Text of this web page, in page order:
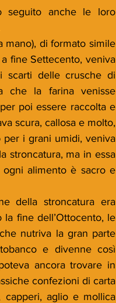
seguito anche le loro
mano), di formato simile
fine Settecento, veniva
scarti delle crusche di
che la farina venisse
poi essere raccolta e
scura, callosa e molto,
per i grani umidi, veniva
stroncatura, ma in essa
alimento è sacro e
della stroncatura era
fine dell’Ottocento, le
nutriva la gran parte
e divenne così
ancora trovare in
confezioni di carta
aglio e mollica